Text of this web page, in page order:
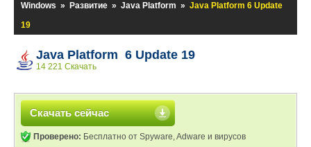
Windows » Развитие » Java Platform » Java Platform 6 Update
19
Java Platform 6 Update 19
14 221 Скачать
Скачать сейчас
Проверено: Бесплатно от Spyware, Adware и вирусов